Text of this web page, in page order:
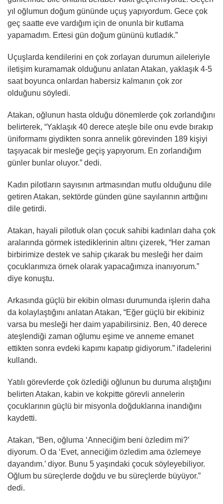
yıl oğlumun doğum gününde uçuş yapıyordum. Gece çok
geç saatte eve vardığım için de onunla bir kutlama
yapamadım. Ertesi gün doğum gününü kutladık.”
Uçuşlarda kendilerini en çok zorlayan durumun aileleriyle
iletişim kuramamak olduğunu anlatan Atakan, yaklaşık 4-5
saat boyunca onlardan habersiz kalmanın çok zor
olduğunu söyledi.
Atakan, oğlunun hasta olduğu dönemlerde çok zorlandığını
belirterek, “Yaklaşık 40 derece ateşle bile onu evde bırakıp
üniformamı giydikten sonra annelik görevinden 189 kişiyi
taşıyacak bir mesleğe geçiş yapıyorum. En zorlandığım
günler bunlar oluyor.” dedi.
Kadın pilotların sayısının artmasından mutlu olduğunu dile
getiren Atakan, sektörde günden güne sayılarının arttığını
dile getirdi.
Atakan, hayali pilotluk olan çocuk sahibi kadınları daha çok
aralarında görmek istediklerinin altını çizerek, “Her zaman
birbirimize destek ve sahip çıkarak bu mesleği her daim
çocuklarımıza örnek olarak yapacağımıza inanıyorum.”
diye konuştu.
Arkasında güçlü bir ekibin olması durumunda işlerin daha
da kolaylaştığını anlatan Atakan, “Eğer güçlü bir ekibiniz
varsa bu mesleği her daim yapabilirsiniz. Ben, 40 derece
ateşlendiği zaman oğlumu eşime ve anneme emanet
ettikten sonra evdeki kapımı kapatıp gidiyorum.” ifadelerini
kullandı.
Yatılı görevlerde çok özlediği oğlunun bu duruma alıştığını
belirten Atakan, kabin ve kokpitte görevli annelerin
çocuklarının güçlü bir misyonla doğduklarına inandığını
kaydetti.
Atakan, “Ben, oğluma ‘Anneciğim beni özledim mi?’
diyorum. O da ‘Evet, anneciğim özledim ama özlemeye
dayandım.’ diyor. Bunu 5 yaşındaki çocuk söyleyebiliyor.
Oğlum bu süreçlerde doğdu ve bu süreçlerde büyüyor.”
dedi.